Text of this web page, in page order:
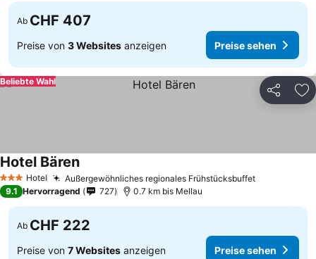
Ab CHF 407
Preise von 3 Websites anzeigen Preise sehen
Teilen
Beliebte Wahl
3 SterneHotel Außergewöhnliches regionales Frühstücksbuffet
Hotel Bären
9.1 Hervorragend 727 0.7 km bis Mellau
Ab CHF 222
Preise von 7 Websites anzeigen Preise sehen